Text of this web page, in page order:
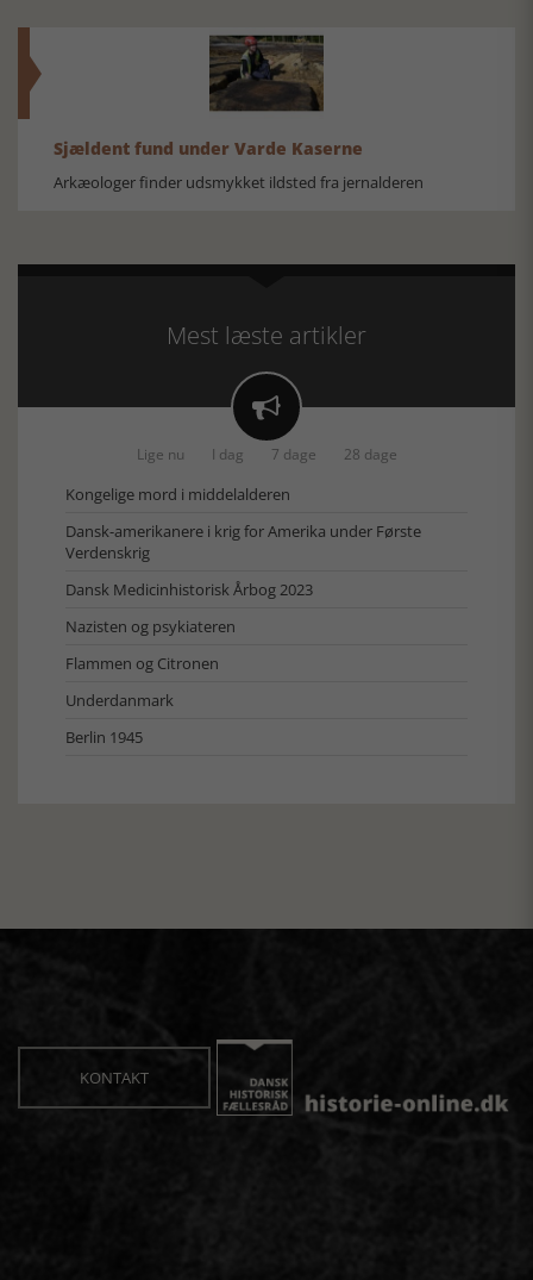
Sjældent fund under Varde Kaserne
Arkæologer finder udsmykket ildsted fra jernalderen
Mest læste artikler

Lige nu I dag 7 dage 28 dage
Kongelige mord i middelalderen
Dansk-amerikanere i krig for Amerika under Første
Verdenskrig
Dansk Medicinhistorisk Årbog 2023
Nazisten og psykiateren
Flammen og Citronen
Underdanmark
Berlin 1945
KONTAKT